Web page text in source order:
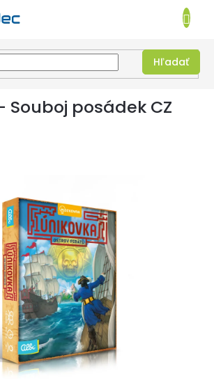
Hľadať
KOŠÍK
Souboj posádek CZ